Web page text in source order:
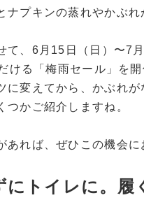
ナプキンの蒸れやかぶ
て、6月15日（日）〜7
ける「梅雨セール」を開
に変えてから、かぶれ
かご紹介しますね。
あれば、ぜひこの機会に
トイレに。履